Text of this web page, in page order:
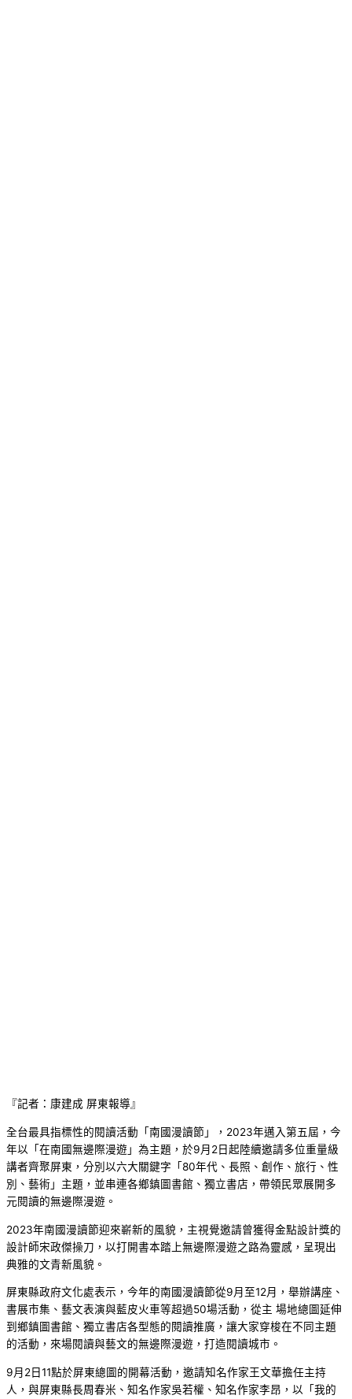
『記者：康建成 屏東報導』
全台最具指標性的閱讀活動「南國漫讀節」，2023年邁入第五屆，今
年以「在南國無邊際漫遊」為主題，於9月2日起陸續邀請多位重量級
講者齊聚屏東，分別以六大關鍵字「80年代、長照、創作、旅行、性
別、藝術」主題，並串連各鄉鎮圖書館、獨立書店，帶領民眾展開多
元閱讀的無邊際漫遊。
2023年南國漫讀節迎來嶄新的風貌，主視覺邀請曾獲得金點設計獎的
設計師宋政傑操刀，以打開書本踏上無邊際漫遊之路為靈感，呈現出
典雅的文青新風貌。
屏東縣政府文化處表示，今年的南國漫讀節從9月至12月，舉辦講座、
書展市集、藝文表演與藍皮火車等超過50場活動，從主 場地總圖延伸
到鄉鎮圖書館、獨立書店各型態的閱讀推廣，讓大家穿梭在不同主題
的活動，來場閱讀與藝文的無邊際漫遊，打造閱讀城市。
9月2日11點於屏東總圖的開幕活動，邀請知名作家王文華擔任主持
人，與屏東縣長周春米、知名作家吳若權、知名作家李昂，以「我的